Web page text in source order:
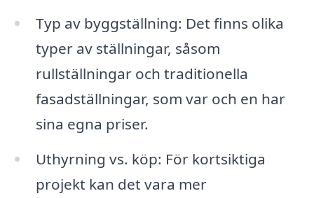
Typ av byggställning: Det finns olika
typer av ställningar, såsom
rullställningar och traditionella
fasadställningar, som var och en har
sina egna priser.
Uthyrning vs. köp: För kortsiktiga
projekt kan det vara mer